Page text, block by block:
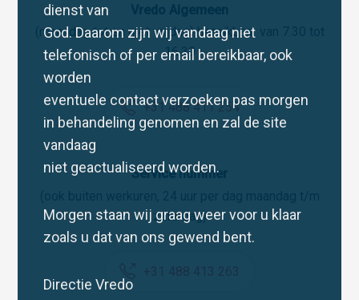
dienst van
God. Daarom zijn wij vandaag niet
telefonisch of per email bereikbaar, ook
worden
eventuele contact verzoeken pas morgen
in behandeling genomen en zal de site
vandaag
niet geactualiseerd worden.
Morgen staan wij graag weer voor u klaar
zoals u dat van ons gewend bent.
Directie Vredo
Vredo Algemeen
(maandag tot en met vrijdag) bereikbaar van 7.30 tot
16.30
+31 488 411 254
Service nummer
(ook buiten werkuren, 24 uur per dag maandag t/m
zaterdag)